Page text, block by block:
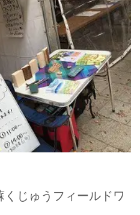
じゅうフィールドワ